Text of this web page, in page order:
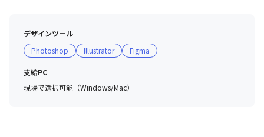
デザインツール
Photoshop
Illustrator Figma
支給PC
現場で選択可能（Windows/Mac）